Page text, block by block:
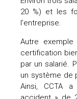
20 %) et les
l’entreprise.
Autre
certification
par un salarié.
un système de
Ainsi, CCTA